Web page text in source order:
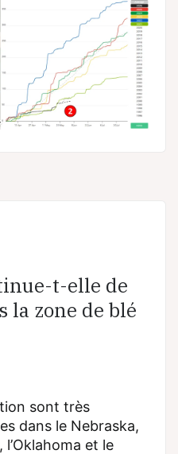
t-elle de
la zone de blé
sont très
dans le Nebraska,
et le